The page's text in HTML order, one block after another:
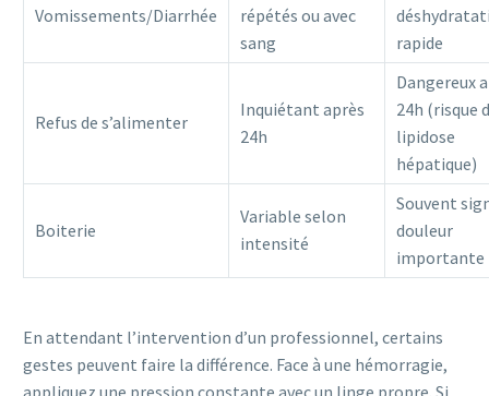
Vomissements/Diarrhée
répétés ou avec
sang
rapide
Refus de s’alimenter
Inquiétant après
24h
Dangereux
24h (risque
lipidose
hépatique)
Boiterie
Variable selon
intensité
Souvent
douleur
importante
En attendant l’intervention d’un professionnel, certains
gestes peuvent faire la différence. Face à une hémorragie,